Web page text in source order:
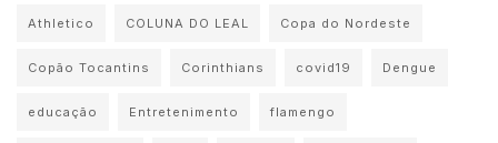
Athletico COLUNA DO LEAL Copa do Nordeste
Copão Tocantins Corinthians covid19 Dengue
educação Entretenimento flamengo